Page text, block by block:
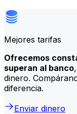
Mejores tarifas
Ofrecemos
superan al banco
dinero.
diferencia.
Enviar dinero